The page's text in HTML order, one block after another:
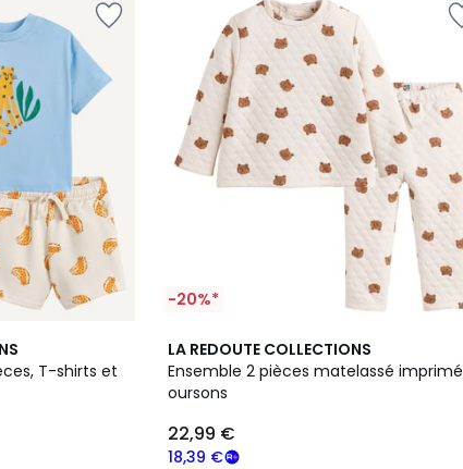
T-shirts et
-20%*
LA REDOUTE COLLECTIONS
Ensemble 2 pièces matelassé imprimé
oursons
18,39 €
22,99 €
4,6
/ 5